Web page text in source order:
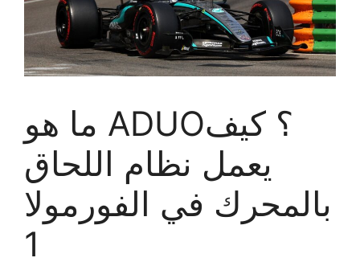
ما هو ADUO؟ كيف
يعمل نظام اللحاق
بالمحرك في الفورمولا
1